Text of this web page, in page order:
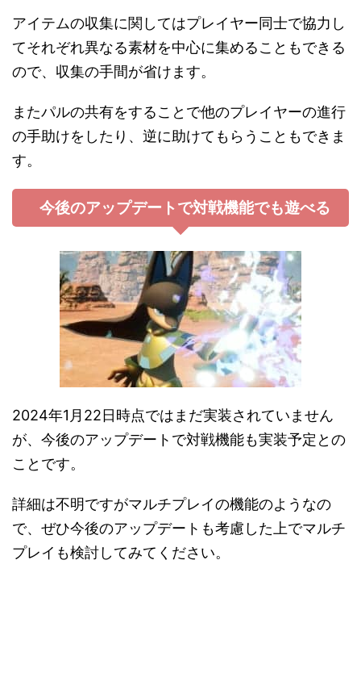
アイテムの収集に関してはプレイヤー同士で協力し
てそれぞれ異なる素材を中心に集めることもできる
ので、収集の手間が省けます。
またパルの共有をすることで他のプレイヤーの進行
の手助けをしたり、逆に助けてもらうこともできま
す。
今後のアップデートで対戦機能でも遊べる
2024年1月22日時点ではまだ実装されていません
が、今後のアップデートで対戦機能も実装予定との
ことです。
詳細は不明ですがマルチプレイの機能のようなの
で、ぜひ今後のアップデートも考慮した上でマルチ
プレイも検討してみてください。